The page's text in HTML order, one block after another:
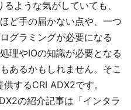
ような気がしていても、
ど手の届かない点や、一つ
グラミングが必要になる
理やIOの知識が必要となる
あるかもしれません。そこ
するCRI ADX2です。
の紹介記事は「インタラ